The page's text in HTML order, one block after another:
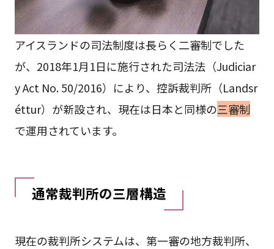
アイスランドの司法制度は長らく二審制でした
が、2018年1月1日に施行された司法法（Judiciar
y Act No. 50/2016）により、控訴裁判所（Landsr
éttur）が新設され、現在は日本と同様の三審制
で運用されています。
通常裁判所の三層構造
現在の裁判所システムは、第一審の地方裁判所、